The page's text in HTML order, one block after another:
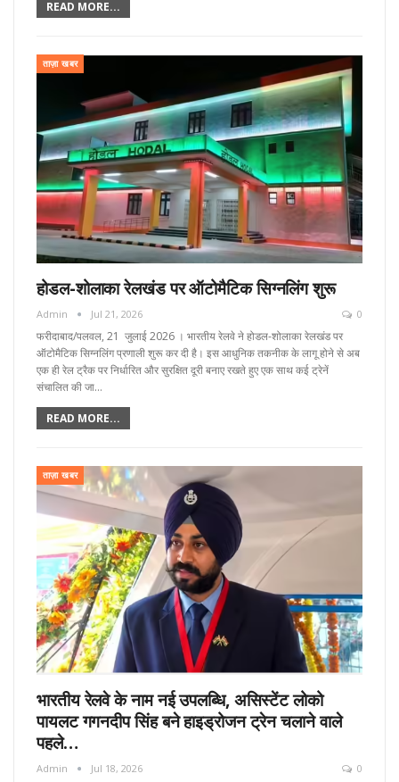
READ MORE...
ताज़ा खबर
होडल-शोलाका रेलखंड पर ऑटोमैटिक सिग्नलिंग शुरू
Admin Jul 21, 2026 0
फरीदाबाद/पलवल, 21 जुलाई 2026 । भारतीय रेलवे ने होडल-शोलाका रेलखंड पर
ऑटोमैटिक सिग्नलिंग प्रणाली शुरू कर दी है। इस आधुनिक तकनीक के लागू होने से अब
एक ही रेल ट्रैक पर निर्धारित और सुरक्षित दूरी बनाए रखते हुए एक साथ कई ट्रेनें
संचालित की जा…
READ MORE...
ताज़ा खबर
भारतीय रेलवे के नाम नई उपलब्धि, असिस्टेंट लोको
पायलट गगनदीप सिंह बने हाइड्रोजन ट्रेन चलाने वाले
पहले…
Admin Jul 18, 2026 0